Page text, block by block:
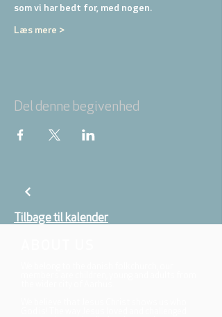
som vi har bedt for, med nogen.
Læs mere >
Del denne begivenhed
Tilbage til kalender